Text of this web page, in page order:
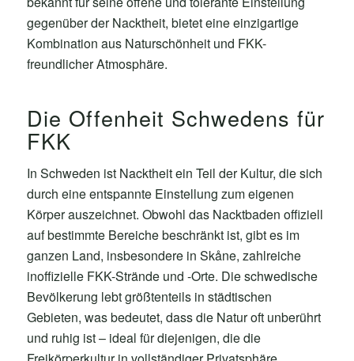
gegenüber der Nacktheit, bietet eine einzigartige
Kombination aus Naturschönheit und FKK-
freundlicher Atmosphäre.
Die Offenheit Schwedens für
FKK
In Schweden ist Nacktheit ein Teil der Kultur, die sich
durch eine entspannte Einstellung zum eigenen
Körper auszeichnet. Obwohl das Nacktbaden offiziell
auf bestimmte Bereiche beschränkt ist, gibt es im
ganzen Land, insbesondere in Skåne, zahlreiche
inoffizielle FKK-Strände und -Orte. Die schwedische
Bevölkerung lebt größtenteils in städtischen
Gebieten, was bedeutet, dass die Natur oft unberührt
und ruhig ist – ideal für diejenigen, die die